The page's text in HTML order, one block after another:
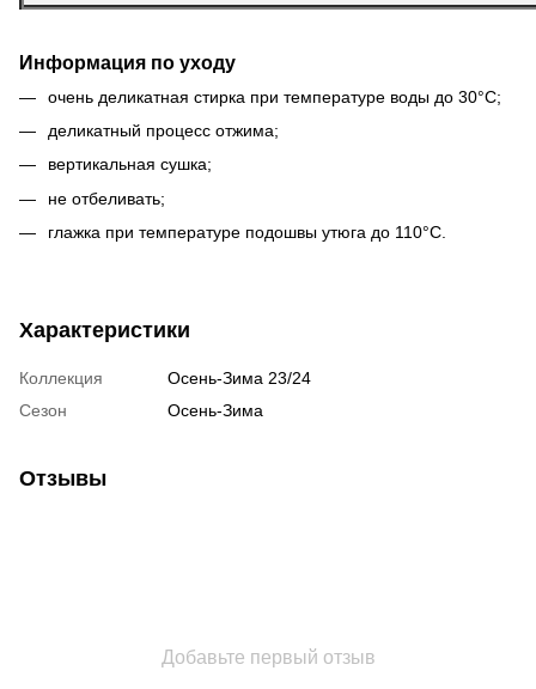
Информация по уходу
очень деликатная стирка при температуре воды до 30°С;
деликатный процесс отжима;
вертикальная сушка;
не отбеливать;
глажка при температуре подошвы утюга до 110°С.
Характеристики
Коллекция
Осень-Зима 23/24
Сезон
Осень-Зима
Отзывы
Добавьте первый отзыв